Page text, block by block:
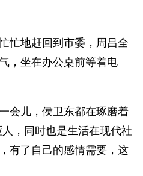
忙地赶回到市委，周昌全
，坐在办公桌前等着电
会儿，侯卫东都在琢磨着
，同时也是生活在现代社
有了自己的感情需要，这